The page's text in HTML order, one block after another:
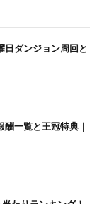
日ダンジョン周回と
一覧と王冠特典｜